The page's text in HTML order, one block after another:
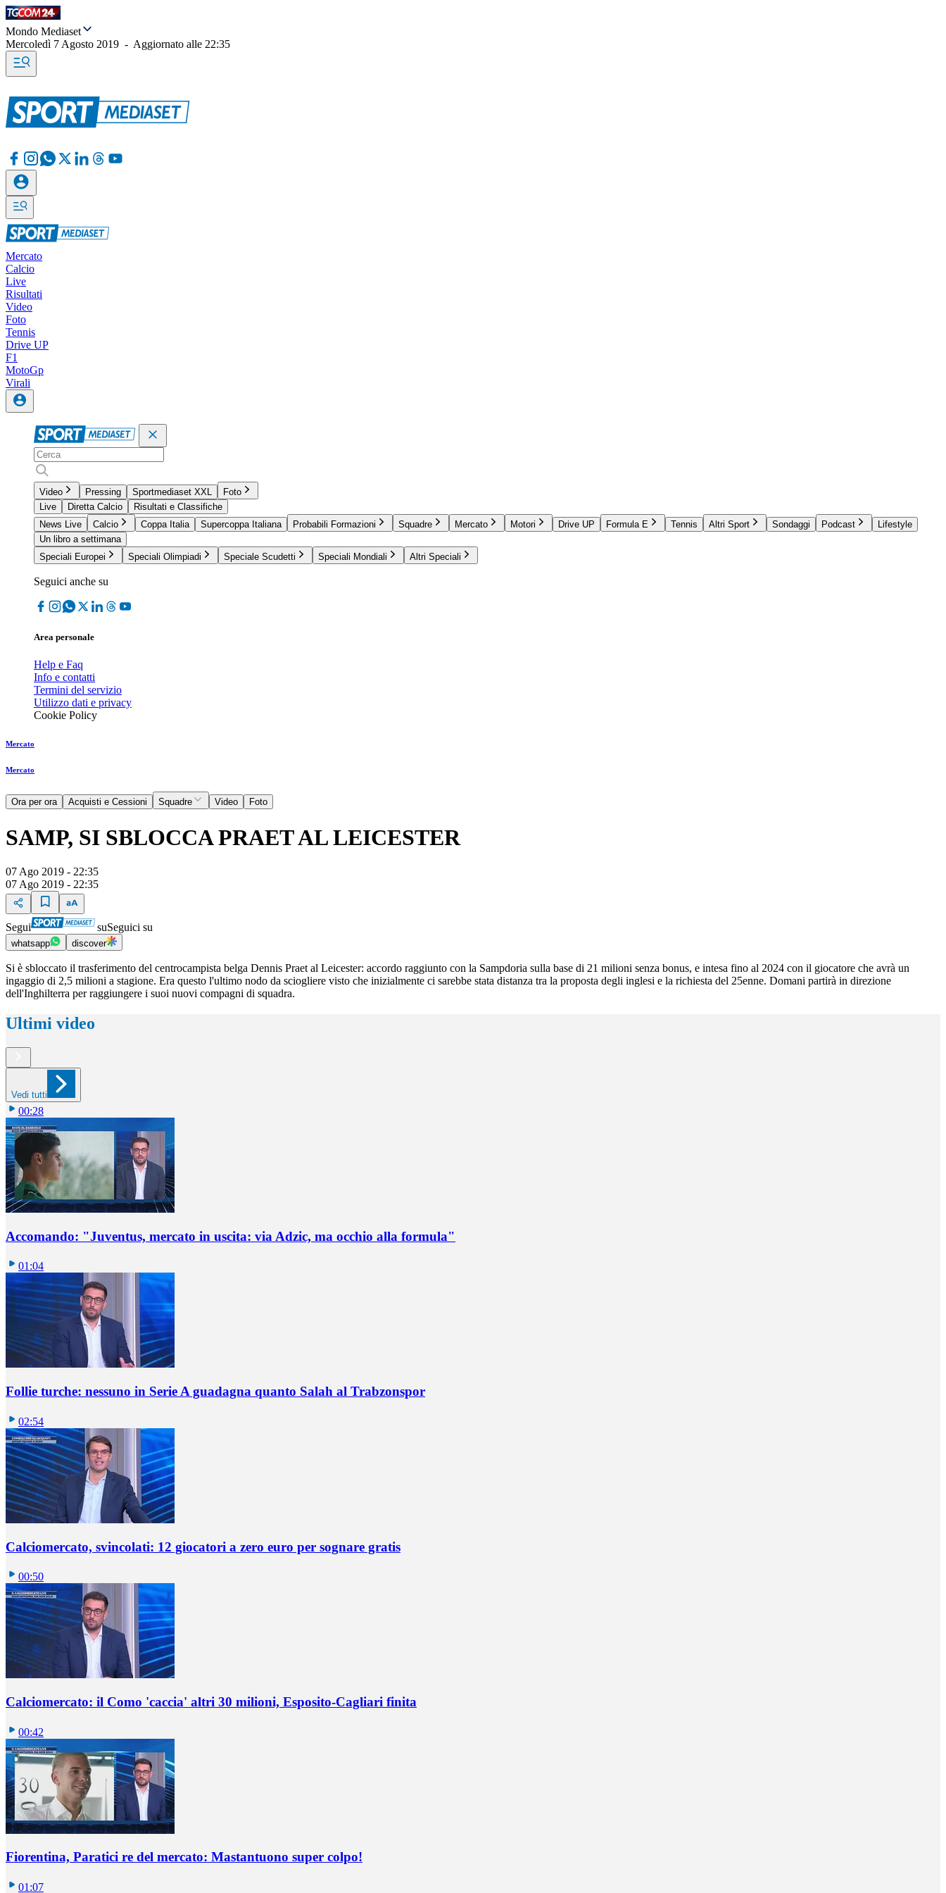
Mondo Mediaset
Mercoledì 7 Agosto 2019 - Aggiornato alle 22:35
Mercato
Calcio
Live
Risultati
Video
Foto
Tennis
Drive UP
F1
MotoGp
Virali
Video Pressing Sportmediaset XXL
Foto
Live
Diretta Calcio
Risultati e Classifiche
News Live
Calcio Coppa Italia Supercoppa Italiana Probabili Formazioni Squadre Mercato Motori Drive UP Formula E Tennis Altri Sport Sondaggi Podcast
Lifestyle
Un libro a settimana
Speciali Europei
Speciali Olimpiadi Speciale Scudetti Speciali Mondiali Altri Speciali
Seguici anche su
Area personale
Help e Faq
Info e contatti
Termini del servizio
Utilizzo dati e privacy
Cookie Policy
Mercato
Mercato
Ora per ora Acquisti e Cessioni Squadre Video Foto
SAMP, SI SBLOCCA PRAET AL LEICESTER
07 Ago 2019 - 22:35
07 Ago 2019 - 22:35
Segui suSeguici su
whatsapp discover
Si è sbloccato il trasferimento del centrocampista belga Dennis Praet al Leicester: accordo raggiunto con la Sampdoria sulla base di 21 milioni senza bonus, e intesa fino al 2024 con il giocatore che avrà un
ingaggio di 2,5 milioni a stagione. Era questo l'ultimo nodo da sciogliere visto che inizialmente ci sarebbe stata distanza tra la proposta degli inglesi e la richiesta del 25enne. Domani partirà in direzione
dell'Inghilterra per raggiungere i suoi nuovi compagni di squadra.
Ultimi video
Vedi tutti
00:28
Accomando: "Juventus, mercato in uscita: via Adzic, ma occhio alla formula"
01:04
Follie turche: nessuno in Serie A guadagna quanto Salah al Trabzonspor
02:54
Calciomercato, svincolati: 12 giocatori a zero euro per sognare gratis
00:50
Calciomercato: il Como 'caccia' altri 30 milioni, Esposito-Cagliari finita
00:42
Fiorentina, Paratici re del mercato: Mastantuono super colpo!
01:07